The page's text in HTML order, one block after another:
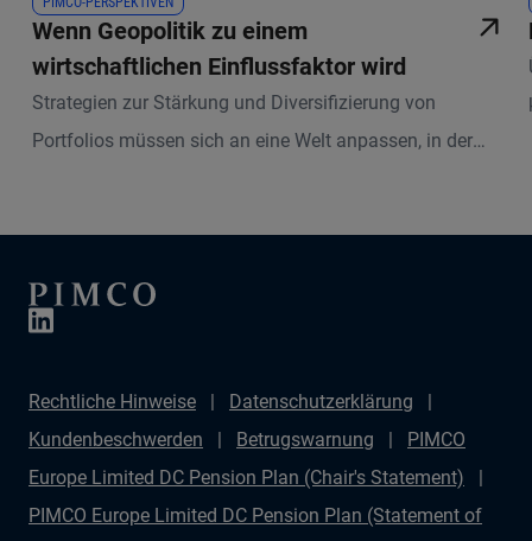
Wenn Geopolitik zu einem
wirtschaftlichen Einflussfaktor wird
Strategien zur Stärkung und Diversifizierung von
Portfolios müssen sich an eine Welt anpassen, in der
Rechtliche Hinweise
Datenschutzerklärung
Kundenbeschwerden
Betrugswarnung
PIMCO
Europe Limited DC Pension Plan (Chair's Statement)
PIMCO Europe Limited DC Pension Plan (Statement of